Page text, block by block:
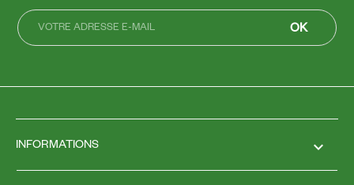
INFORMATIONS keyboard_arrow_down